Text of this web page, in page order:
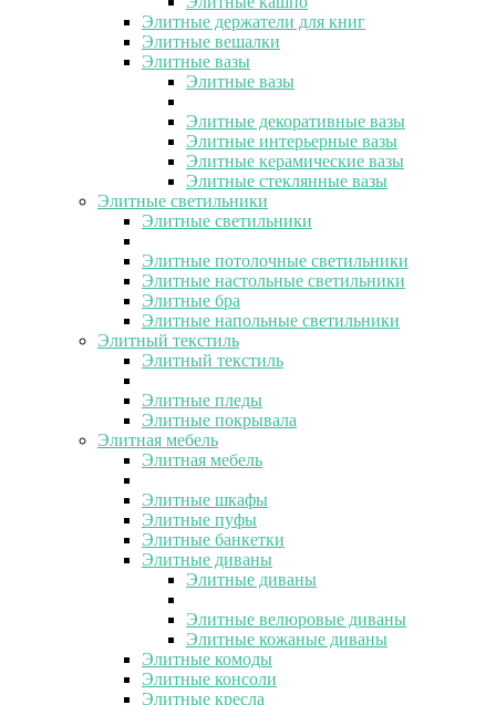
Элитные держатели для книг
Элитные вешалки
Элитные вазы
Элитные вазы
Элитные декоративные вазы
Элитные интерьерные вазы
Элитные керамические вазы
Элитные стеклянные вазы
Элитные светильники
Элитные светильники
Элитные потолочные светильники
Элитные настольные светильники
Элитные бра
Элитные напольные светильники
Элитный текстиль
Элитный текстиль
Элитные пледы
Элитные покрывала
Элитная мебель
Элитная мебель
Элитные шкафы
Элитные пуфы
Элитные банкетки
Элитные диваны
Элитные диваны
Элитные велюровые диваны
Элитные кожаные диваны
Элитные комоды
Элитные консоли
Элитные кресла